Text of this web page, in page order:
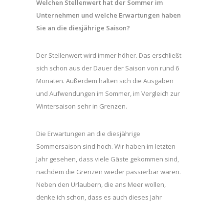
Welchen Stellenwert hat der Sommer im
Unternehmen und welche Erwartungen haben
Sie an die diesjährige Saison?
Der Stellenwert wird immer höher. Das erschließt
sich schon aus der Dauer der Saison von rund 6
Monaten. Außerdem halten sich die Ausgaben
und Aufwendungen im Sommer, im Vergleich zur
Wintersaison sehr in Grenzen.
Die Erwartungen an die diesjährige
Sommersaison sind hoch. Wir haben im letzten
Jahr gesehen, dass viele Gäste gekommen sind,
nachdem die Grenzen wieder passierbar waren.
Neben den Urlaubern, die ans Meer wollen,
denke ich schon, dass es auch dieses Jahr